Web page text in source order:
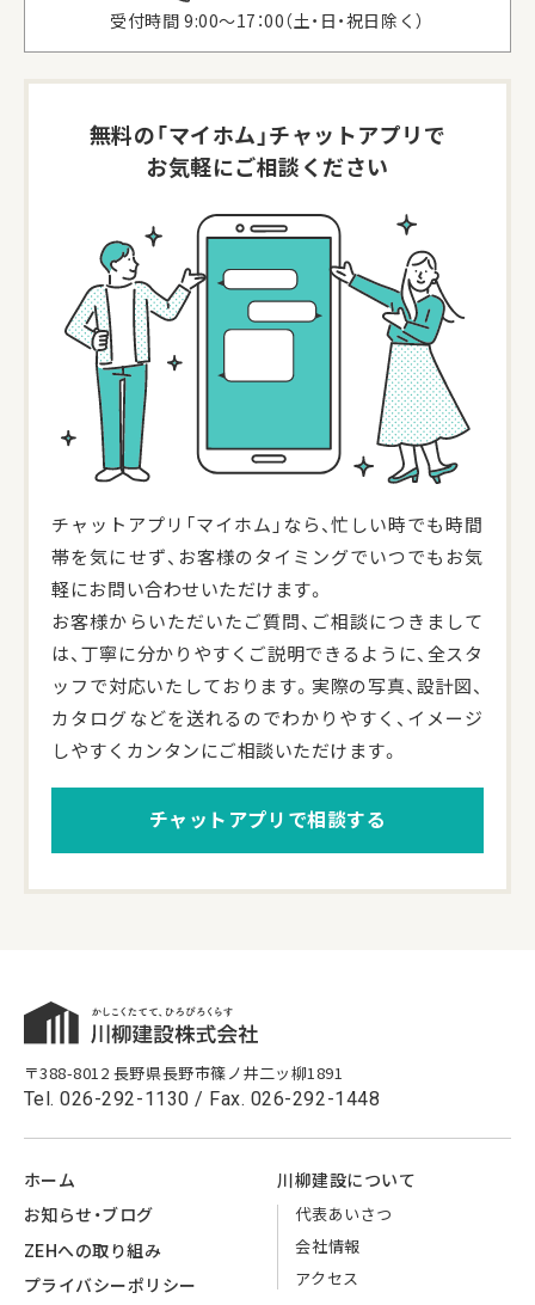
受付時間 9:00〜17：00（土・日・祝日除く）
無料の「マイホム」チャットアプリで
お気軽にご相談ください
チャットアプリ「マイホム」なら、忙しい時でも時間
帯を気にせず、お客様のタイミングでいつでもお気
軽にお問い合わせいただけます。
お客様からいただいたご質問、ご相談につきまして
は、丁寧に分かりやすくご説明できるように、全スタ
ッフで対応いたしております。実際の写真、設計図、
カタログなどを送れるのでわかりやすく、イメージ
しやすくカンタンにご相談いただけます。
チャットアプリで相談する
〒388-8012 長野県長野市篠ノ井二ッ柳1891
Tel.026-292-1130 / Fax. 026-292-1448
ホーム
お知らせ・ブログ
ZEHへの取り組み
プライバシーポリシー
川柳建設について
代表あいさつ
会社情報
アクセス